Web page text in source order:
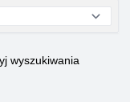
wyszukiwania